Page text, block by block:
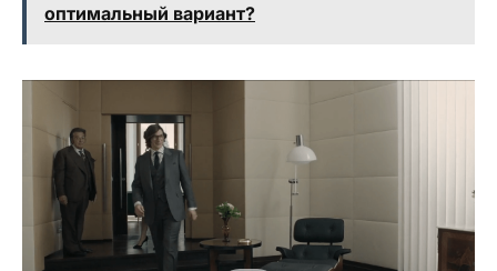
оптимальный вариант?